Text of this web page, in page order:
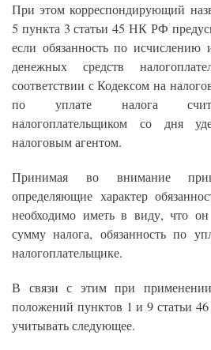
При этом корреспондирующий
5 пункта 3 статьи 45 НК РФ
если обязанность по
денежных средств
соответствии с Кодексом на
по уплате налога
налогоплательщиком со дня
налоговым агентом.
Принимая во внимание
определяющие характер
необходимо иметь в виду, что
сумму налога, обязанность по
налогоплательщике.
В связи с этим при
положений пунктов 1 и 9 статьи
учитывать следующее.